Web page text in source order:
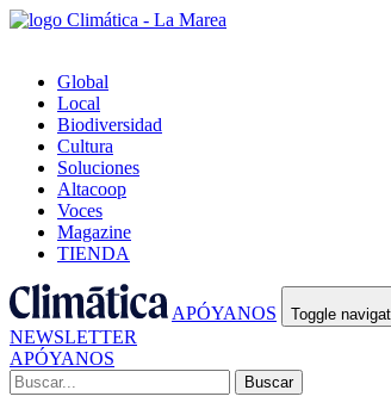
Global
Local
Biodiversidad
Cultura
Soluciones
Altacoop
Voces
Magazine
TIENDA
APÓYANOS Toggle
NEWSLETTER
APÓYANOS
Buscar: